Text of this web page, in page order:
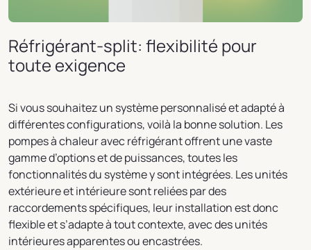
Réfrigérant-split: flexibilité pour
toute exigence
Si vous souhaitez un système personnalisé et adapté à
différentes configurations, voilà la bonne solution. Les
pompes à chaleur avec réfrigérant offrent une vaste
gamme d’options et de puissances, toutes les
fonctionnalités du système y sont intégrées. Les unités
extérieure et intérieure sont reliées par des
raccordements spécifiques, leur installation est donc
flexible et s’adapte à tout contexte, avec des unités
intérieures apparentes ou encastrées.